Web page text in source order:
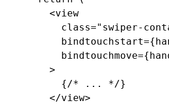
    <
view
      class
="swiper-
      bindtouchstart
=
      bindtouchmove
=
    >
      {
/* ... */}
    </
view>